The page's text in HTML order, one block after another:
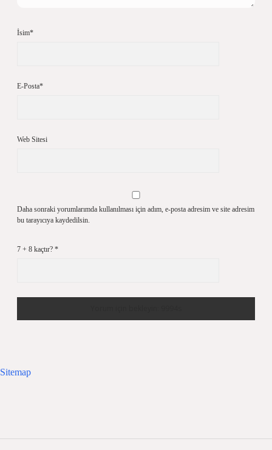
İsim*
E-Posta*
Web Sitesi
Daha sonraki yorumlarımda kullanılması için adım, e-posta adresim ve site adresim
bu tarayıcıya kaydedilsin.
7 + 8 kaçtır? *
Sitemap